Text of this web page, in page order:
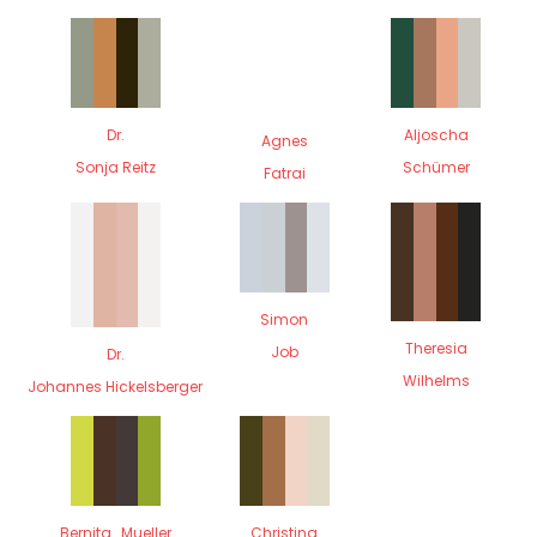
Dr.
Sonja Reitz
Agnes
Fatrai
Aljoscha
Schümer
Dr.
Johannes Hickelsberger
Simon
Job
Theresia
Wilhelms
Bernita_Mueller
Christina